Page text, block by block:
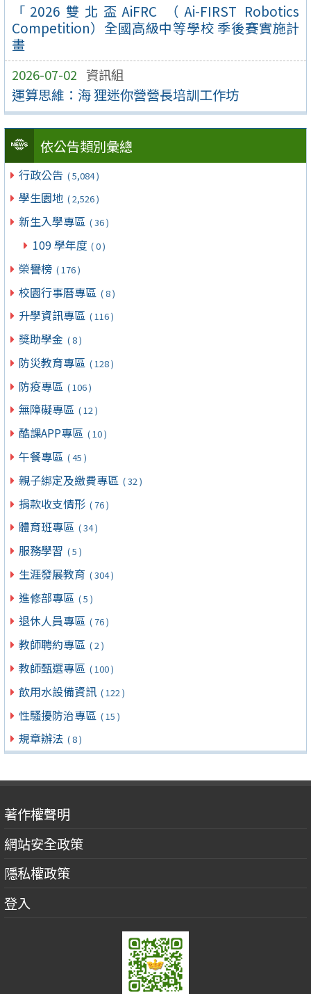
「2026雙北盃AiFRC （Ai-FIRST Robotics
Competition）全國高級中等學校 季後賽實施計
畫
2026-07-02 資訊組
運算思維：海 狸迷你營營長培訓工作坊
依公告類別彙總
行政公告 ( 5,084 )
學生園地 ( 2,526 )
新生入學專區 ( 36 )
109 學年度 ( 0 )
榮譽榜 ( 176 )
校園行事曆專區 ( 8 )
升學資訊專區 ( 116 )
獎助學金 ( 8 )
防災教育專區 ( 128 )
防疫專區 ( 106 )
無障礙專區 ( 12 )
酷課APP專區 ( 10 )
午餐專區 ( 45 )
親子綁定及繳費專區 ( 32 )
捐款收支情形 ( 76 )
體育班專區 ( 34 )
服務學習 ( 5 )
生涯發展教育 ( 304 )
進修部專區 ( 5 )
退休人員專區 ( 76 )
教師聘約專區 ( 2 )
教師甄選專區 ( 100 )
飲用水設備資訊 ( 122 )
性騷擾防治專區 ( 15 )
規章辦法 ( 8 )
著作權聲明
網站安全政策
隱私權政策
登入